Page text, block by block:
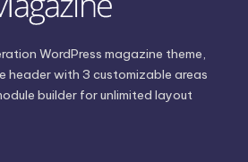
WordPress magazine theme,
header with 3 customizable areas
builder for unlimited layout